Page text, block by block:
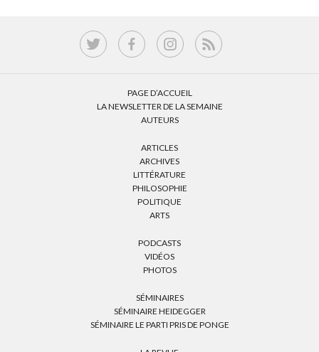
PAGE D’ACCUEIL
LA NEWSLETTER DE LA SEMAINE
AUTEURS
ARTICLES
ARCHIVES
LITTÉRATURE
PHILOSOPHIE
POLITIQUE
ARTS
PODCASTS
VIDÉOS
PHOTOS
SÉMINAIRES
SÉMINAIRE HEIDEGGER
SÉMINAIRE LE PARTI PRIS DE PONGE